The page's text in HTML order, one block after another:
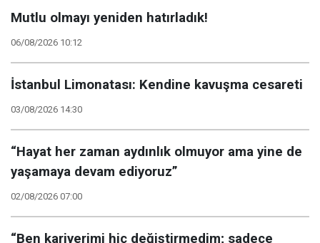
Mutlu olmayı yeniden hatırladık!
06/08/2026 10:12
İstanbul Limonatası: Kendine kavuşma cesareti
03/08/2026 14:30
“Hayat her zaman aydınlık olmuyor ama yine de
yaşamaya devam ediyoruz”
02/08/2026 07:00
“Ben kariyerimi hiç değiştirmedim; sadece